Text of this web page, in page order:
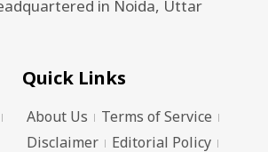
in Noida, Uttar
Quick Links
About Us
Terms of Service
Disclaimer
Editorial Policy